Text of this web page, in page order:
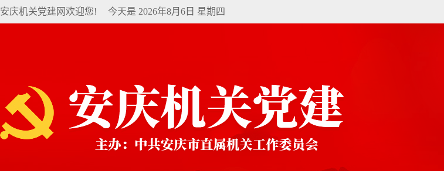
安庆机关党建网欢迎您! 今天是 2026年8月6日 星期四